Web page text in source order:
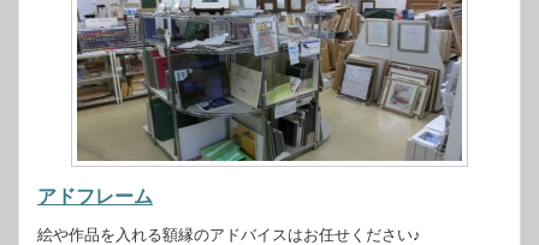
アドフレーム
絵や作品を入れる額縁のアドバイスはお任せください♪